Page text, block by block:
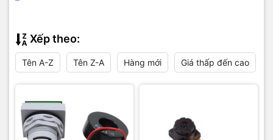
Xếp theo:
Tên A-Z Tên Z-A Hàng mới Giá thấp đến cao